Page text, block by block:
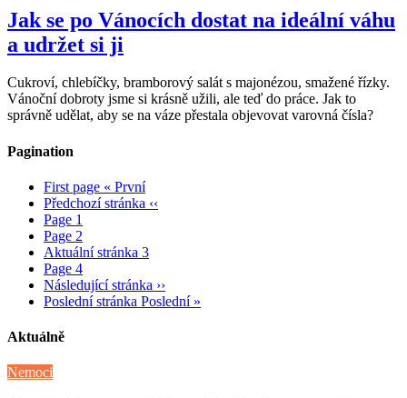
Jak se po Vánocích dostat na ideální váhu
a udržet si ji
Cukroví, chlebíčky, bramborový salát s majonézou, smažené řízky.
Vánoční dobroty jsme si krásně užili, ale teď do práce. Jak to
správně udělat, aby se na váze přestala objevovat varovná čísla?
Pagination
First page « První
Předchozí stránka ‹‹
Page 1
Page 2
Aktuální stránka 3
Page 4
Následující stránka ››
Poslední stránka Poslední »
Aktuálně
Nemoci